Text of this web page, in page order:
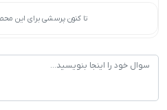
تا کنون پرسشی برای این